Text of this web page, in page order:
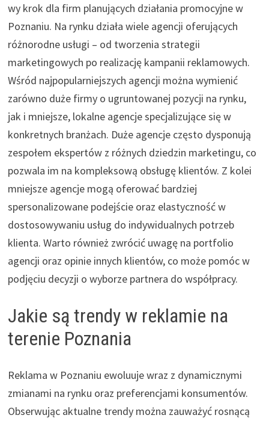
wy krok dla firm planujących działania promocyjne w
Poznaniu. Na rynku działa wiele agencji oferujących
różnorodne usługi – od tworzenia strategii
marketingowych po realizację kampanii reklamowych.
Wśród najpopularniejszych agencji można wymienić
zarówno duże firmy o ugruntowanej pozycji na rynku,
jak i mniejsze, lokalne agencje specjalizujące się w
konkretnych branżach. Duże agencje często dysponują
zespołem ekspertów z różnych dziedzin marketingu, co
pozwala im na kompleksową obsługę klientów. Z kolei
mniejsze agencje mogą oferować bardziej
spersonalizowane podejście oraz elastyczność w
dostosowywaniu usług do indywidualnych potrzeb
klienta. Warto również zwrócić uwagę na portfolio
agencji oraz opinie innych klientów, co może pomóc w
podjęciu decyzji o wyborze partnera do współpracy.
Jakie są trendy w reklamie na
terenie Poznania
Reklama w Poznaniu ewoluuje wraz z dynamicznymi
zmianami na rynku oraz preferencjami konsumentów.
Obserwując aktualne trendy można zauważyć rosnącą